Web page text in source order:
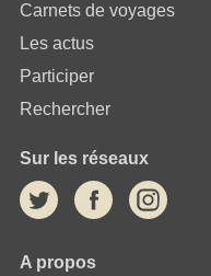
Carnets de voyages
Les actus
Participer
Rechercher
Sur les réseaux
A propos